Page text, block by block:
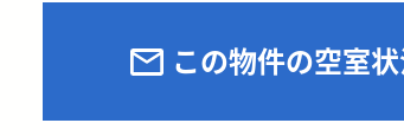
この物件の空室